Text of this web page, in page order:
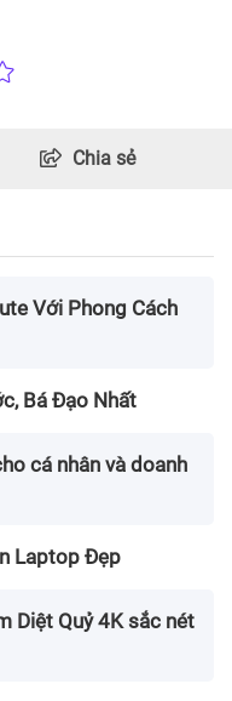
Chia sẻ
Với Phong Cách
Bá Đạo Nhất
cá nhân và doanh
Laptop Đẹp
Diệt Quỷ 4K sắc nét